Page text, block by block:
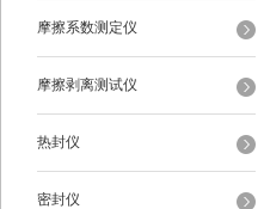
摩擦系数测定仪
摩擦剥离测试仪
热封仪
密封仪